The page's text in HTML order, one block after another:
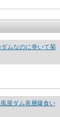
ムなのに巻いて菊
屋ダム表層爆食い